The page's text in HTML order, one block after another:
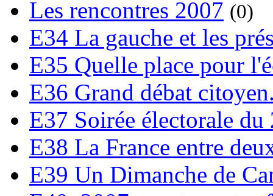
Les rencontres 2007 (0)
E34 La gauche et les
E35 Quelle place pour
E36 Grand débat
E37 Soirée électorale
E38 La France entre
E39 Un Dimanche de